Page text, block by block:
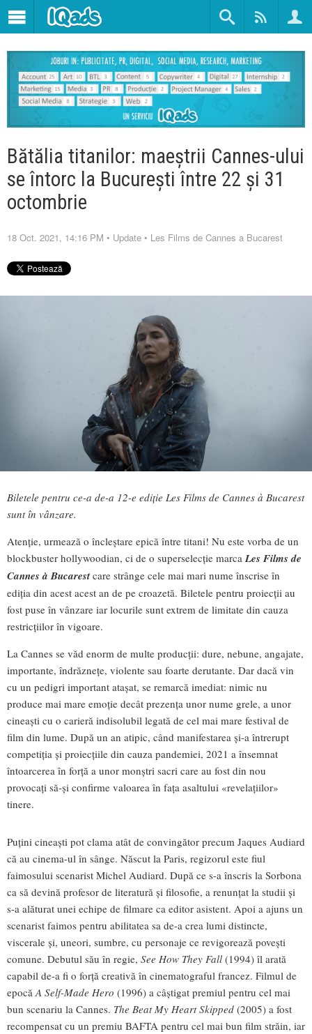
Bătălia titanilor: maeștrii Cannes-ului
se întorc la București între 22 și 31
octombrie
18 Oct. 2021, 14:16 PM • Update • Les Films de Cannes a Bucarest
Biletele pentru ce-a de-a 12-e ediție Les Films de Cannes à Bucarest
sunt în vânzare.
Atenție, urmează o încleștare epică între titani! Nu este vorba de un
blockbuster hollywoodian, ci de o superselecție marcaLes Films de
Cannes à Bucarestcare strânge cele mai mari nume înscrise în
ediția din acest acest an de pe croazetă. Biletele pentru proiecții au
fost puse în vânzare iar locurile sunt extrem de limitate din cauza
restricțiilor în vigoare.
La Cannes se văd enorm de multe producții: dure, nebune, angajate,
importante, îndrăznețe, violente sau foarte derutante. Dar dacă vin
cu un pedigri important atașat, se remarcă imediat: nimic nu
produce mai mare emoție decât prezența unor nume grele, a unor
cineaști cu o carieră indisolubil legată de cel mai mare festival de
film din lume. După un an atipic, când manifestarea și-a întrerupt
competiția și proiecțiile din cauza pandemiei, 2021 a însemnat
întoarcerea în forță a unor monștri sacri care au fost din nou
provocați să-și confirme valoarea în fața asaltului «revelațiilor»
tinere.
Puțini cineaști pot clama atât de convingător precum Jaques Audiard
că au cinema-ul în sânge. Născut la Paris, regizorul este fiul
faimosului scenarist Michel Audiard. După ce s-a înscris la Sorbona
ca să devină profesor de literatură și filosofie, a renunțat la studii și
s-a alăturat unei echipe de filmare ca editor asistent. Apoi a ajuns un
scenarist faimos pentru abilitatea sa de-a crea lumi distincte,
viscerale și, uneori, sumbre, cu personaje ce revigorează povești
comune. Debutul său în regie, See How They Fall (1994) îl arată
capabil de-a fi o forță creativă în cinematograful francez. Filmul de
epocăA Self-Made Hero (1996) a câștigat premiul pentru cel mai
bun scenariu la Cannes. The Beat My Heart Skipped (2005) a fost
recompensat cu un premiu BAFTA pentru cel mai bun film străin, iar